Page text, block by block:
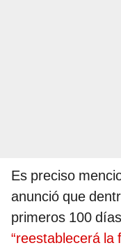
Es preciso
anunció que
primeros 100
“reestablecerá la